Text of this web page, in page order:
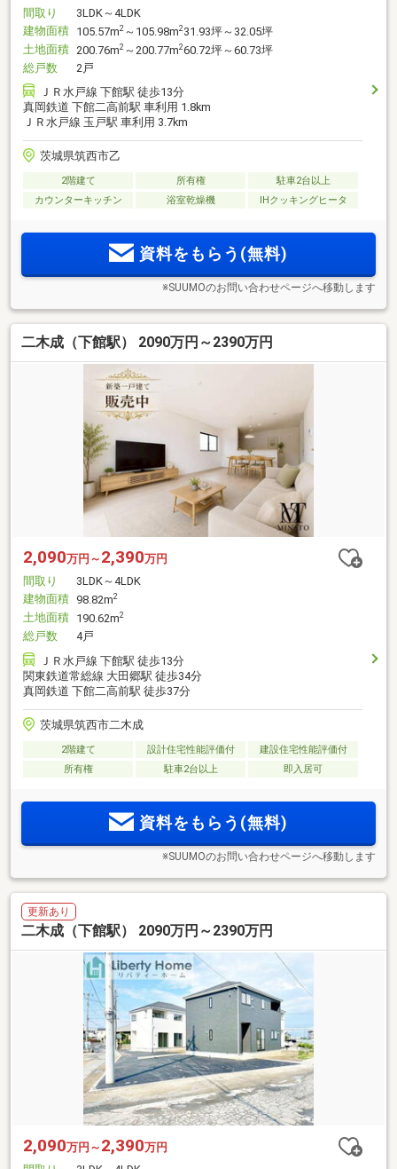
間取り
3LDK～4LDK
建物面積 105.57m2 ～105.98m2 31.93坪～32.05坪
土地面積 200.76m2 ～200.77m260.72坪～60.73坪
総戸数
2戸
ＪＲ水戸線 下館駅 徒歩13分
真岡鉄道 下館二高前駅 車利用 1.8km
ＪＲ水戸線 玉戸駅 車利用 3.7km
茨城県筑西市乙
2階建て 所有権
駐車2台以上
カウンターキッチン
浴室乾燥機 IHクッキングヒータ
資料をもらう(無料)
※SUUMOのお問い合わせページへ移動します
二木成（下館駅） 2090万円～2390万円
2,090万円～ 2,390万円
間取り
3LDK～4LDK
建物面積 98.82m2
土地面積 190.62m2
総戸数
4戸
ＪＲ水戸線 下館駅 徒歩13分
関東鉄道常総線 大田郷駅 徒歩34分
真岡鉄道 下館二高前駅 徒歩37分
茨城県筑西市二木成
2階建て 設計住宅性能評価付
建設住宅性能評価付
所有権
駐車2台以上 即入居可
資料をもらう(無料)
※SUUMOのお問い合わせページへ移動します
更新あり
二木成（下館駅） 2090万円～2390万円
2,090万円～ 2,390万円